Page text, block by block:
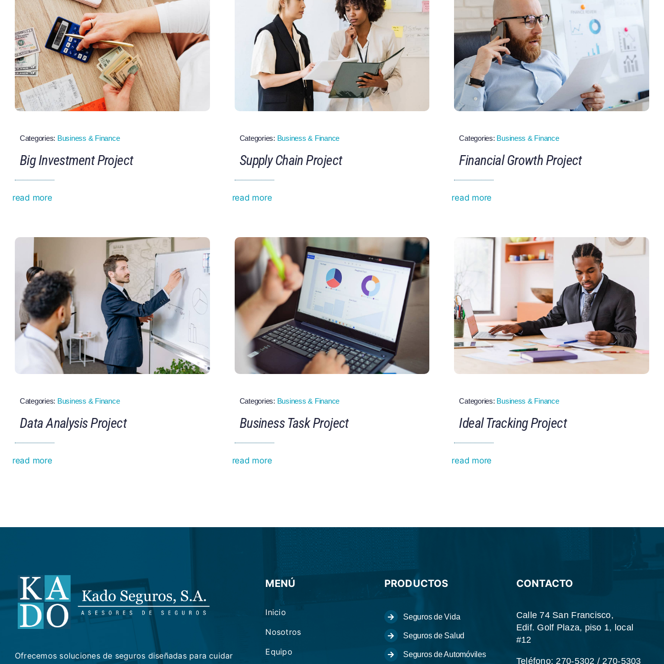
Categories: Business & Finance
Big Investment Project
read more
Categories: Business & Finance
Supply Chain Project
read more
Categories: Business & Finance
Financial Growth Project
read more
Categories: Business & Finance
Data Analysis Project
read more
Categories: Business & Finance
Business Task Project
read more
Categories: Business & Finance
Ideal Tracking Project
read more
Ofrecemos soluciones de seguros diseñadas para cuidar
MENÚ
Inicio
Nosotros
Equipo
PRODUCTOS
Seguros de Vida
Seguros de Salud
Seguros de Automóviles
CONTACTO
Calle 74 San Francisco,
Edif. Golf Plaza, piso 1, local
#12
Teléfono: 270-5302 / 270-5303